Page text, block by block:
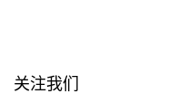
关注我们